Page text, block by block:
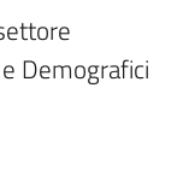
Demografici